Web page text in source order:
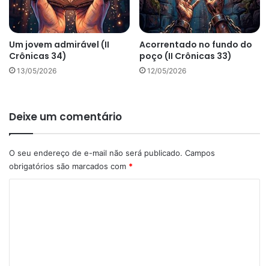
Um jovem admirável (II
Crônicas 34)
13/05/2026
Acorrentado no fundo do
poço (II Crônicas 33)
12/05/2026
Deixe um comentário
O seu endereço de e-mail não será publicado. Campos
obrigatórios são marcados com *